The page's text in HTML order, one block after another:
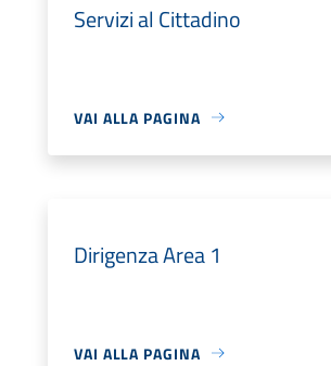
Servizi al Cittadino
VAI ALLA PAGINA
Dirigenza Area 1
VAI ALLA PAGINA